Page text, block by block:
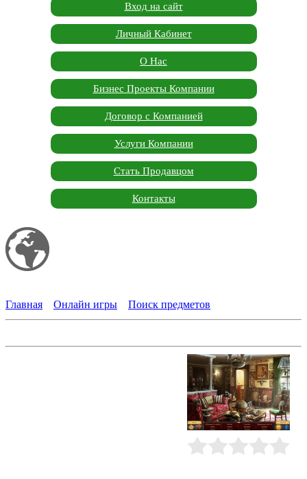
Вход на сайт
Личный Кабинет
О Нас
Бизнес Проекты Компании
Договор с Компанией
Услуги Компании
Стать Продавцом
Контакты
Главная
Онлайн игры Поиск предметов